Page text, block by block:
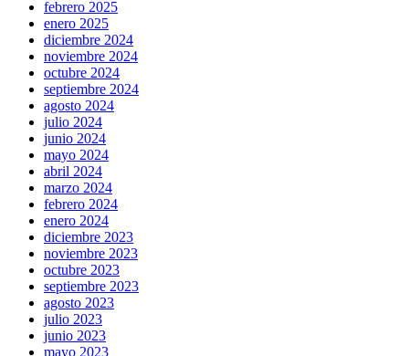
febrero 2025
enero 2025
diciembre 2024
noviembre 2024
octubre 2024
septiembre 2024
agosto 2024
julio 2024
junio 2024
mayo 2024
abril 2024
marzo 2024
febrero 2024
enero 2024
diciembre 2023
noviembre 2023
octubre 2023
septiembre 2023
agosto 2023
julio 2023
junio 2023
mayo 2023